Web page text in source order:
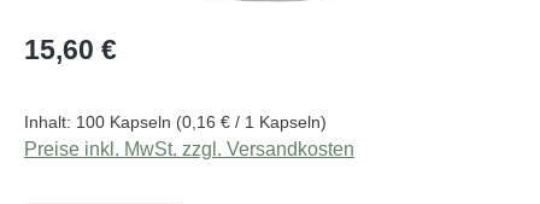
Regulärer Preis:
15,60 €
Inhalt: 100 Kapseln (0,16 € / 1 Kapseln)
Preise inkl. MwSt. zzgl. Versandkosten